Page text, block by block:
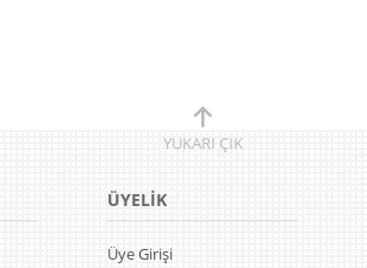
YUKARI ÇIK
ÜYELİK
Üye Girişi